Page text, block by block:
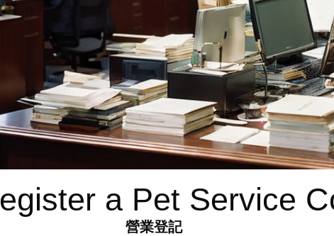
a Pet Service
營業登記